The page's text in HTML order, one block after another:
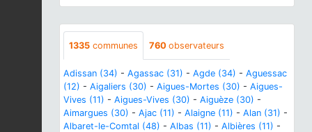
1335 communes 760 observateurs
Adissan (34) - Agassac (31) - Agde (34) - Aguessac
(12) - Aigaliers (30) - Aigues-Mortes (30) - Aigues-
Vives (11) - Aigues-Vives (30) - Aiguèze (30) -
Aimargues (30) - Ajac (11) - Alaigne (11) - Alan (31) -
Albaret-le-Comtal (48) - Albas (11) - Albières (11) -